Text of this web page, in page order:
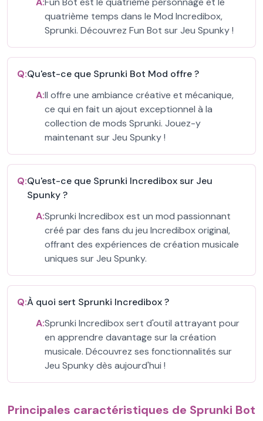
quatrième temps dans le Mod Incredibox,
Sprunki. Découvrez Fun Bot sur Jeu Spunky !
Q:Qu'est-ce que Sprunki Bot Mod offre ?
A:Il offre une ambiance créative et mécanique,
ce qui en fait un ajout exceptionnel à la
collection de mods Sprunki. Jouez-y
maintenant sur Jeu Spunky !
Q:Qu'est-ce que Sprunki Incredibox sur Jeu
Spunky ?
A:Sprunki Incredibox est un mod passionnant
créé par des fans du jeu Incredibox original,
offrant des expériences de création musicale
uniques sur Jeu Spunky.
Q:À quoi sert Sprunki Incredibox ?
A:Sprunki Incredibox sert d'outil attrayant pour
en apprendre davantage sur la création
musicale. Découvrez ses fonctionnalités sur
Jeu Spunky dès aujourd'hui !
Principales caractéristiques de Sprunki Bot